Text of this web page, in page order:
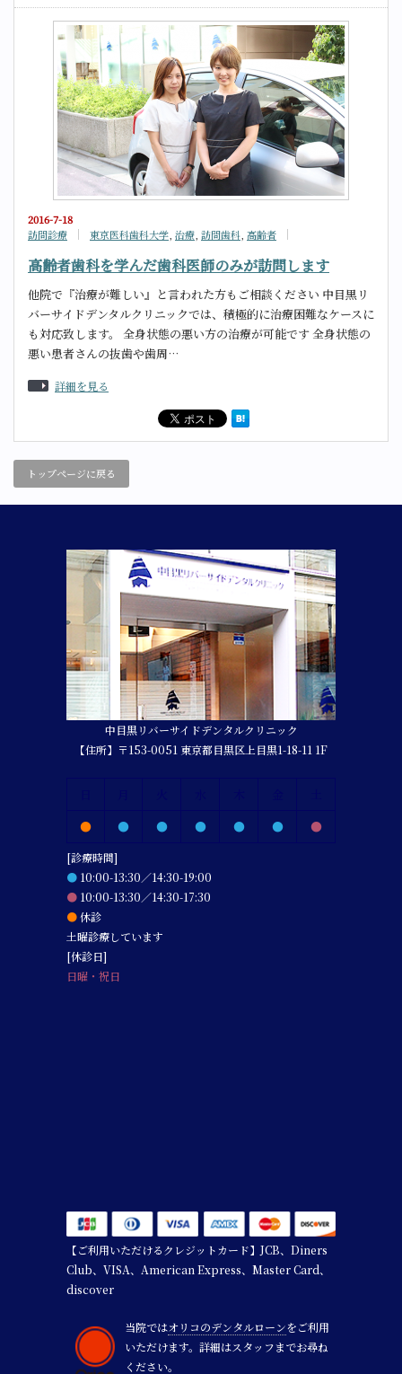
2016-7-18
訪問診療
東京医科歯科大学 治療 訪問歯科 高齢者
高齢者歯科を学んだ歯科医師のみが訪問します
他院で『治療が難しい』と言われた方もご相談ください 中目黒リ
バーサイドデンタルクリニックでは、積極的に治療困難なケースに
も対応致します。 全身状態の悪い方の治療が可能です 全身状態の
悪い患者さんの抜歯や歯周…
詳細を見る
トップページに戻る
中目黒リバーサイドデンタルクリニック
【住所】〒153-0051 東京都目黒区上目黒1-18-11 1F
●
● ● ● ● ● ●
[診療時間]
● 10:00-13:30／14:30-19:00
● 10:00-13:30／14:30-17:30
●休診
土曜診療しています
[休診日]
日曜・祝日
【ご利用いただけるクレジットカード】JCB、Diners
Club、VISA、American Express、Master Card、
discover
当院ではオリコのデンタルローンをご利用
いただけます。詳細はスタッフまでお尋ね
ください。